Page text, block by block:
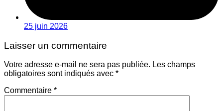
25 juin 2026
Laisser un commentaire
Votre adresse e-mail ne sera pas publiée. Les champs
obligatoires sont indiqués avec *
Commentaire *